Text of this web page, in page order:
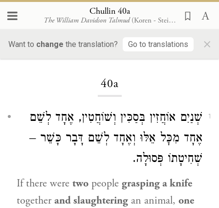
Chullin 40a
The William Davidson Talmud (Koren - Steinsaltz)
Want to change the translation? Go to translations ×
40a
1
שְׁנַיִם אוֹחֲזִין בְּסַכִּין וְשׁוֹחֲטִין, אֶחָד לְשֵׁם
אֶחָד מִכׇּל אֵלּוּ וְאֶחָד לְשֵׁם דָּבָר כָּשֵׁר –
שְׁחִיטָתוֹ פְּסוּלָה.
If there were two people grasping a knife
together and slaughtering an animal, one